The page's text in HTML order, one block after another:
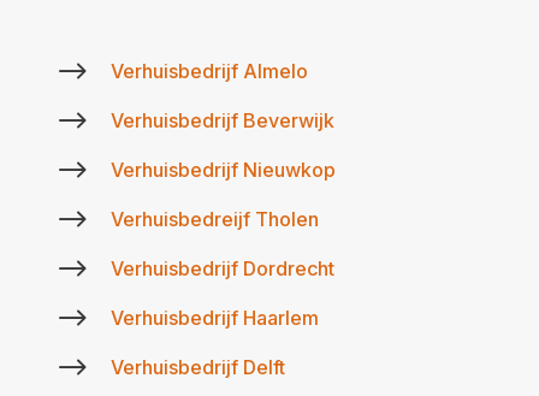
$ Verhuisbedrijf Almelo
$ Verhuisbedrijf Beverwijk
$ Verhuisbedrijf Nieuwkop
$ Verhuisbedreijf Tholen
$ Verhuisbedrijf Dordrecht
$ Verhuisbedrijf Haarlem
$ Verhuisbedrijf Delft